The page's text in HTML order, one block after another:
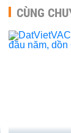
CÙNG